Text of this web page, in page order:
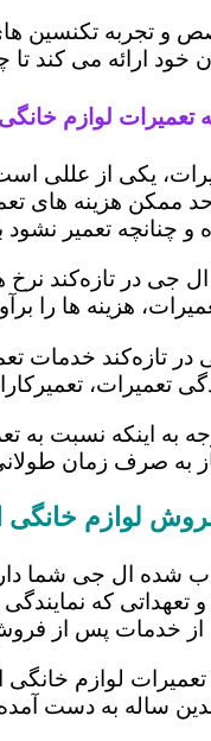
و تجربه تکنسین
خود ارائه می کند
تعمیرات لوازم
یکی از
ممکن هزینه های
و چنانچه تعمیر
جی در تازه‌کند نرخ
تعمیرات، هزینه ها
در تازه‌کند خدمات
تعمیرات،
به اینکه نسبت
به صرف زمان
لوازم خانگی
شده ال جی شما
و تعهداتی که
از خدمات پس از
تعمیرات لوازم
ساله به دست